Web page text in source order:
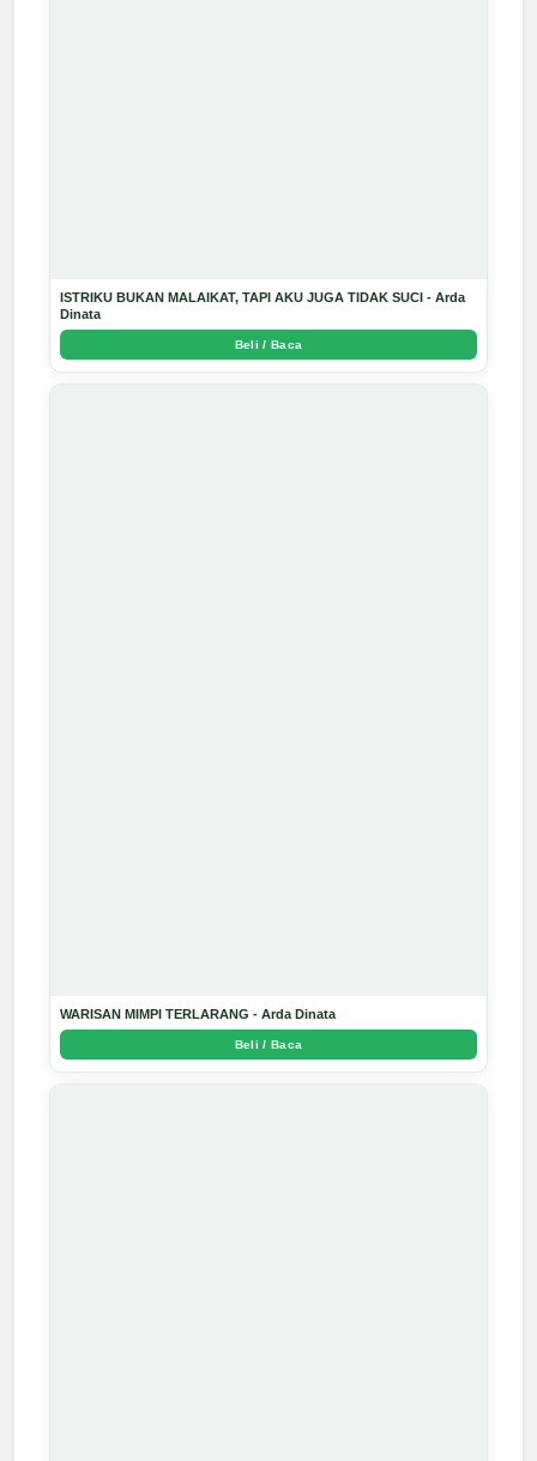
ISTRIKU BUKAN MALAIKAT, TAPI AKU JUGA TIDAK SUCI - Arda
Dinata
Beli / Baca
WARISAN MIMPI TERLARANG - Arda Dinata
Beli / Baca